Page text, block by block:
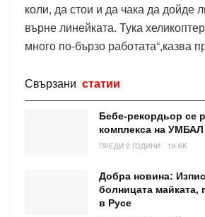
коли, да стои и да чака да дойде
върне линейката. Тука
много по-бързо работата“,казва
Свързани статии
Бебе-рекордьор се
комплекса на УМБАЛ
ПРЕДИ 2 ГОДИНИ 18.6K
Добра новина:
болницата майката,
в Русе